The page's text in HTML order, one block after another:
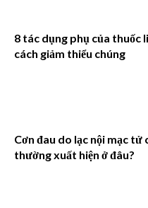
8 tác dụng phụ của thuốc
cách giảm thiểu chúng
Cơn đau do lạc nội mạc tử
thường xuất hiện ở đâu?